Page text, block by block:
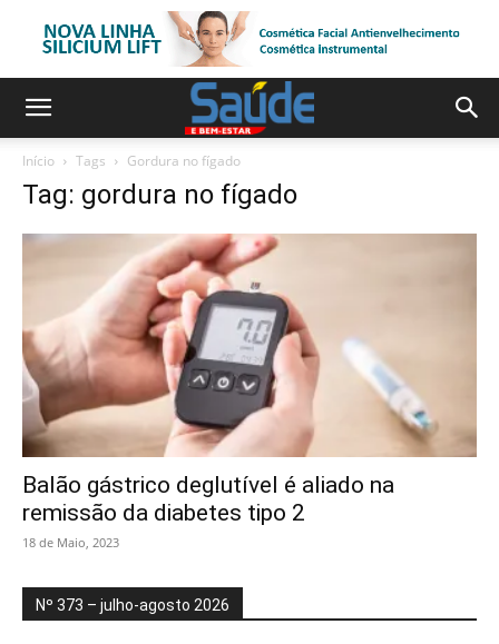
Início Tags Gordura no fígado
Tag: gordura no fígado
Balão gástrico deglutível é aliado na
remissão da diabetes tipo 2
18 de Maio, 2023
Nº 373 – julho-agosto 2026